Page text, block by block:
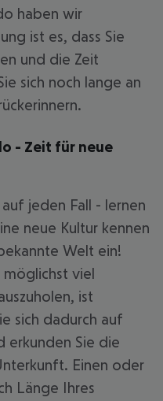
haben wir
ist es, dass Sie
und die Zeit
sich noch lange an
- Zeit für neue
jeden Fall - lernen
neue Kultur kennen
Welt ein!
möglichst viel
ist
sich dadurch auf
erkunden Sie die
Einen oder
Länge Ihres